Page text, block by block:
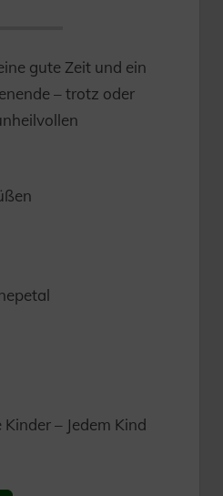
gute Zeit und ein
– trotz oder
– Jedem Kind